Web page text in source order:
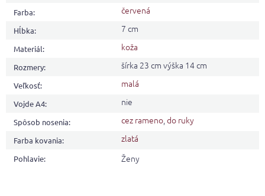
Farba: červená
Hĺbka: 7 cm
Materiál: koža
Rozmery: šírka 23 cm výška 14 cm
Veľkosť: malá
Vojde A4: nie
Spôsob nosenia: cez rameno,do ruky
Farba kovania: zlatá
Pohlavie: Ženy